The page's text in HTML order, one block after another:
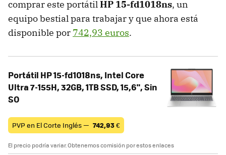
comprar este portátilHP 15-fd1018ns, un
equipo bestial para trabajar y que ahora está
disponible por 742,93 euros.
Portátil HP 15-fd1018ns, Intel Core
Ultra 7-155H, 32GB, 1TB SSD, 15,6", Sin
SO
PVP en El Corte Inglés — 742,93€
El precio podría variar. Obtenemos comisión por estos enlaces